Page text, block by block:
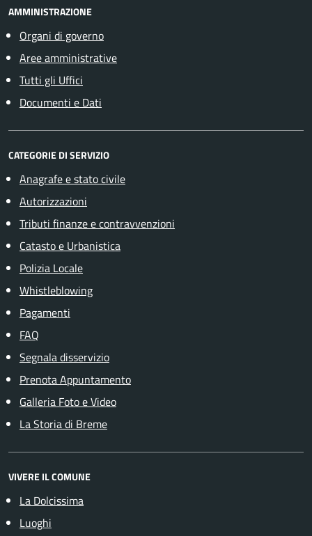
AMMINISTRAZIONE
Organi di governo
Aree amministrative
Tutti gli Uffici
Documenti e Dati
CATEGORIE DI SERVIZIO
Anagrafe e stato civile
Autorizzazioni
Tributi finanze e contravvenzioni
Catasto e Urbanistica
Polizia Locale
Whistleblowing
Pagamenti
FAQ
Segnala disservizio
Prenota Appuntamento
Galleria Foto e Video
La Storia di Breme
VIVERE IL COMUNE
La Dolcissima
Luoghi